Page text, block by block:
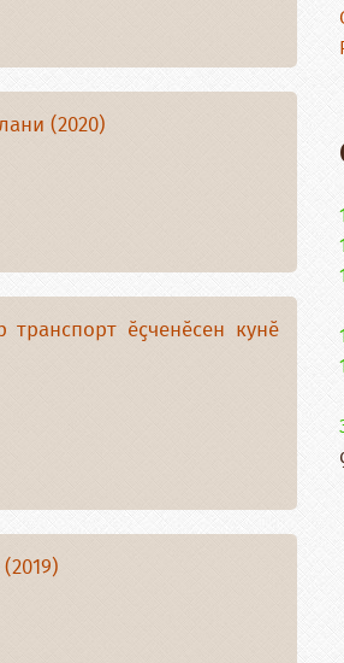
(2020)
ӗҫченӗсен кунӗ